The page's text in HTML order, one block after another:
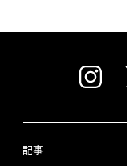
記事